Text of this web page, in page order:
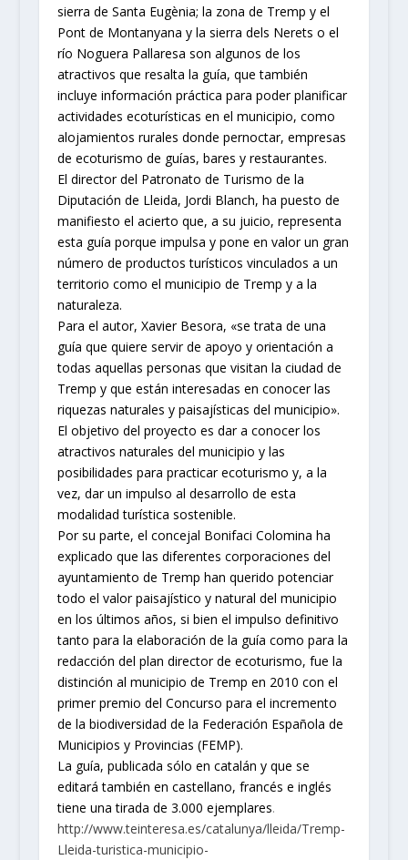
sierra de Santa Eugènia; la zona de Tremp y el
Pont de Montanyana y la sierra dels Nerets o el
río Noguera Pallaresa son algunos de los
atractivos que resalta la guía, que también
incluye información práctica para poder planificar
actividades ecoturísticas en el municipio, como
alojamientos rurales donde pernoctar, empresas
de ecoturismo de guías, bares y restaurantes.
El director del Patronato de Turismo de la
Diputación de Lleida, Jordi Blanch, ha puesto de
manifiesto el acierto que, a su juicio, representa
esta guía porque impulsa y pone en valor un gran
número de productos turísticos vinculados a un
territorio como el municipio de Tremp y a la
naturaleza.
Para el autor, Xavier Besora, «se trata de una
guía que quiere servir de apoyo y orientación a
todas aquellas personas que visitan la ciudad de
Tremp y que están interesadas en conocer las
riquezas naturales y paisajísticas del municipio».
El objetivo del proyecto es dar a conocer los
atractivos naturales del municipio y las
posibilidades para practicar ecoturismo y, a la
vez, dar un impulso al desarrollo de esta
modalidad turística sostenible.
Por su parte, el concejal Bonifaci Colomina ha
explicado que las diferentes corporaciones del
ayuntamiento de Tremp han querido potenciar
todo el valor paisajístico y natural del municipio
en los últimos años, si bien el impulso definitivo
tanto para la elaboración de la guía como para la
redacción del plan director de ecoturismo, fue la
distinción al municipio de Tremp en 2010 con el
primer premio del Concurso para el incremento
de la biodiversidad de la Federación Española de
Municipios y Provincias (FEMP).
La guía, publicada sólo en catalán y que se
editará también en castellano, francés e inglés
tiene una tirada de 3.000 ejemplares.
http://www.teinteresa.es/catalunya/lleida/Tremp-
Lleida-turistica-municipio-